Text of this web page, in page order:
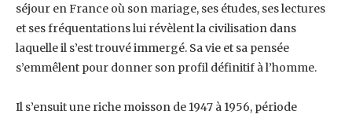
séjour en France où son mariage, ses études, ses lectures
et ses ‎fréquentations lui révèlent la civilisation dans
laquelle il s’est trouvé immergé. Sa vie et sa ‎pensée
s’emmêlent pour donner son profil définitif à l’homme.
Il s’ensuit une riche moisson de 1947 à 1956, période